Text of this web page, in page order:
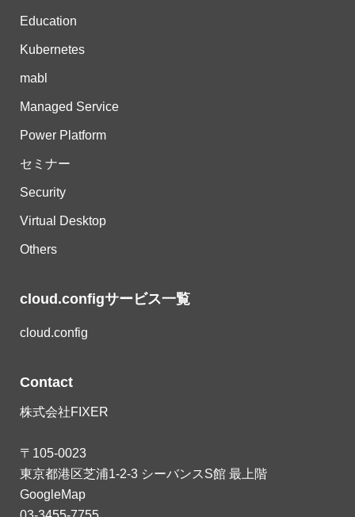
Education
Kubernetes
mabl
Managed Service
Power Platform
セミナー
Security
Virtual Desktop
Others
cloud.configサービス一覧
cloud.config
Contact
株式会社FIXER
〒105-0023
東京都港区芝浦1-2-3 シーバンスS館 最上階
GoogleMap